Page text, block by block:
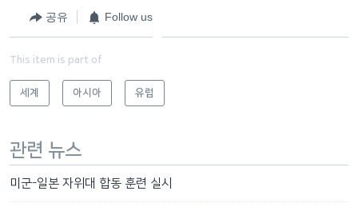
공유 Follow us
This item is part of
세계 아시아 유럽
관련 뉴스
미군-일본 자위대 합동 훈련 실시